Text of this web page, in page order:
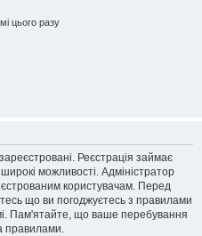
цього разу
Реєстрація займає
можливості. Адміністратор
користувачам. Перед
що ви погоджуєтесь з правилами
Пам'ятайте, що ваше перебування
правилами.